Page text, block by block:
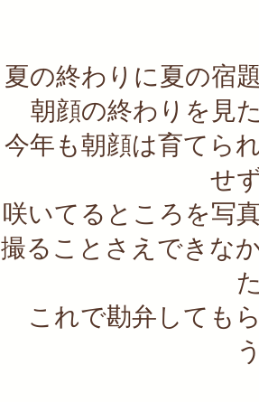
夏の終わりに夏の宿
朝顔の終わりを見
今年も朝顔は育てら
せ
咲いてるところを写
撮ることさえできな
これで勘弁しても